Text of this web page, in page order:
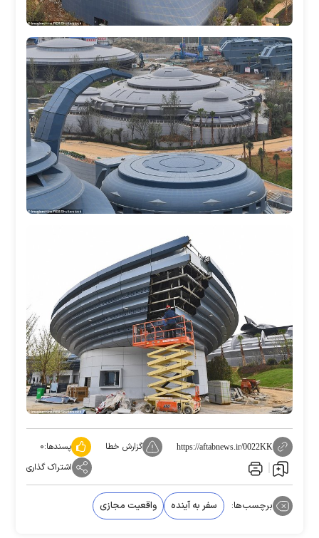
https://aftabnews.ir/0022KK گزارش خطا پسندها:۰
اشتراک گذاری
برچسب‌ها: سفر به آینده واقعیت مجازی